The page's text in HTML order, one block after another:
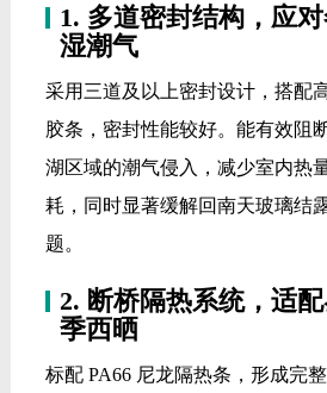
1. 多道密封结构，应
湿潮气
采用三道及以上密封设计，搭配
胶条，密封性能较好。能有效阻
湖区域的潮气侵入，减少室内热
耗，同时显著缓解回南天玻璃结
题。
2. 断桥隔热系统，适
季西晒
标配 PA66 尼龙隔热条，形成完